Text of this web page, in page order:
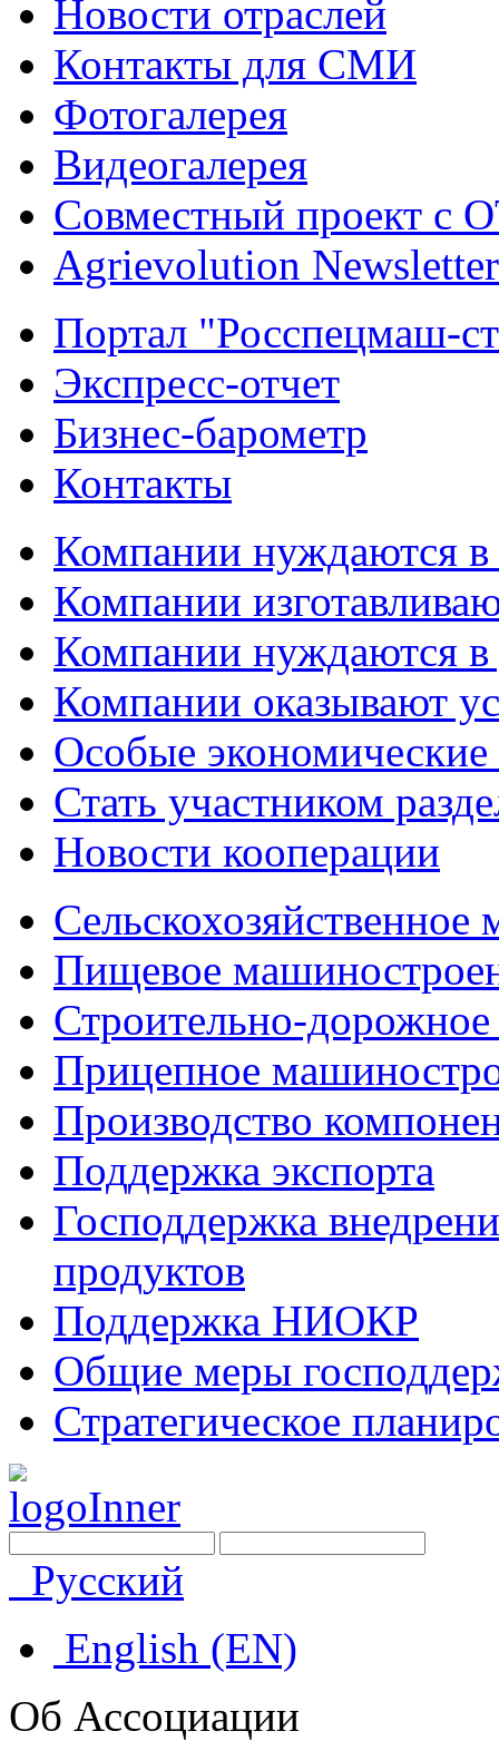
Новости отраслей
Контакты для СМИ
Фотогалерея
Видеогалерея
Совместный проект с
Agrievolution Newsletter
Портал "Росспецмаш-
Экспресс-отчет
Бизнес-барометр
Контакты
Компании нуждаются в
Компании
Компании нуждаются в
Компании оказывают
Особые
Стать участником
Новости кооперации
Пищевое
Строительно-
Прицепное
Производство
Поддержка экспорта
Господдержка
продуктов
Поддержка НИОКР
Общие меры
Стратегическое
Русский
English (EN)
Об Ассоциации